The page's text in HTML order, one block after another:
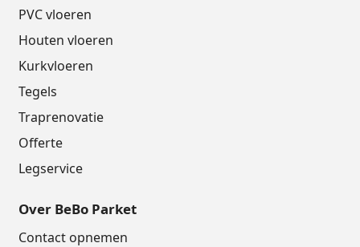
PVC vloeren
Houten vloeren
Kurkvloeren
Tegels
Traprenovatie
Offerte
Legservice
Over BeBo Parket
Contact opnemen